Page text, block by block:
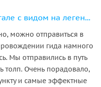
Рассвет и закат на Пидурангале с видом на легендарную Сигирию
можно отправиться в
гида намного
Мы отправились в путь
толп. Очень порадовало,
и самые эффектные